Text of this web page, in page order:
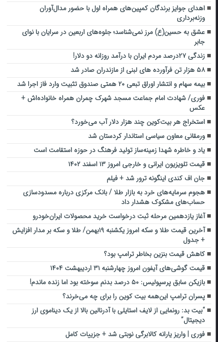
اهدای جوایز برندگان کمپین‌های همراه اول با حضور مدال‌آوران
وزنه‌برداری
عشق به حسین(ع) مرز نمی‌شناسد؛ جلوه‌های اربعین در سرایان با نوای
جابر
زندگی ۲۷درصد مردم ایران با درآمد روزانه دو دلار!
۵۸ هزار تن فرآورده های لبنی از مازندران صادر شد
بیمه سهام و انتشار اوراق تبعی ۲۰ همتی صندوق تثبیت وارد فاز اجرا شد
فوری/ شهادت امام جماعت مسجد شهرک چمران همراه خانواده‌اش +
عکس
استخراج هر بیت‌کوین چند هزار دلار آب می‌خورد؟
ورمقانی معاون سیاسی استاندار کردستان شد
یاد و خاطره شهدا زمینه‌ساز تولید فرهنگ در حوزه استقامت است
قیمت تلویزیون ایرانی و خارجی امروز ۱۳ اسفند ۱۴۰۲
جان اف کندی اینگونه ترور شد + فیلم
​هجوم سرمایه‌های خرد به بازار طلا / بانک مرکزی درباره مسدودسازی
حساب‌های مشکوک هشدار داد
آغاز یازدهمین مرحله ثبت درخواست خرید محصولات ایران‌خودرو
آخرین قیمت طلا و سکه امروز یکشنبه ۱۹بهمن/ طلا و سکه بر مدار افزایش
+ جدول
کاهش قیمت بنزین بخاطر ترامپ بود؟
قیمت گوشی‌های آیفون امروز چهارشنبه ۳۱ اردیبهشت ۱۴۰۴
بازیکن سابق پرسپولیس: ۵۰ درصد بدنم سوخته بود اما زنده ماندم!
پسران ترامپ این‌همه بیت کوین را برای چه می‌خرند؟
“بیت بد: رونمایی از لایف استایلی با آدرنالین بالا از یک دیناموی ارز
دیجیتال”
فوری | واریز یارانه کالابرگی نوبتی شد + جزییات کامل